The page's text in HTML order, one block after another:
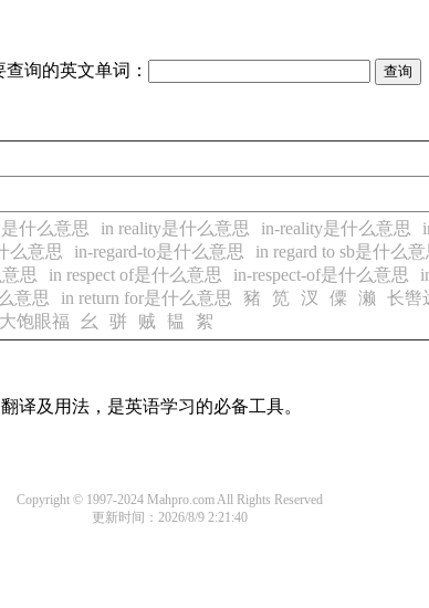
询的英文单词：
什么意思 in reality是什么意思 in-reality是什么意思
么意思 in-regard-to是什么意思 in regard to sb是什么意
思 in respect of是什么意思 in-respect-of是什么意思
意思 in return for是什么意思 豬 笕 汊 僳 濑 长辔
大饱眼福 幺 骈 贼 韫 絮
译及用法，是英语学习的必备工具。
Copyright © 1997-2024 Mahpro.com All Rights Reserved
更新时间：2026/8/9 2:21:40